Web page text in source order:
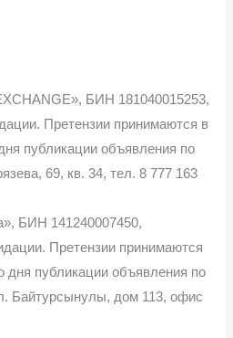
БИН 181040015253,
Претензии принимаются в
публикации объявления по
69, кв. 34, тел. 8 777 163
БИН 141240007450,
Претензии принимаются
дня публикации объявления по
Байтурсынулы, дом 113, офис